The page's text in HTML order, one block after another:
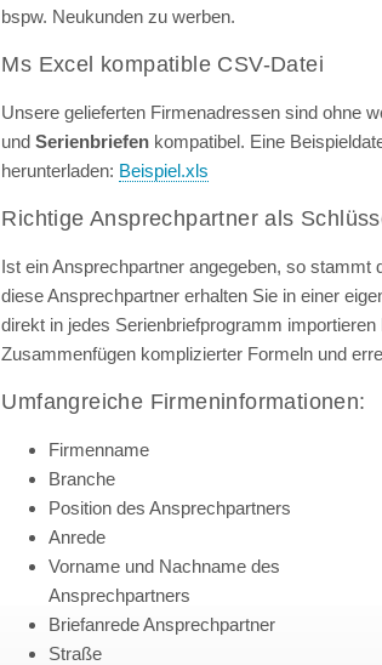
bspw. Neukunden zu werben.
Ms Excel kompatible CSV-Datei
Unsere gelieferten Firmenadressen sind ohne
undSerienbriefen kompatibel. Eine
herunterladen: Beispiel.xls
Richtige Ansprechpartner als
Ist ein Ansprechpartner angegeben, so
diese Ansprechpartner erhalten Sie in einer
direkt in jedes Serienbriefprogramm
Zusammenfügen komplizierter Formeln und
Umfangreiche Firmeninformationen:
Firmenname
Branche
Position des Ansprechpartners
Anrede
Vorname und Nachname des
Ansprechpartners
Briefanrede Ansprechpartner
Straße